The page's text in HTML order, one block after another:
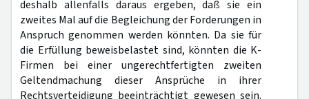
deshalb allenfalls daraus ergeben, daß sie ein
zweites Mal auf die Begleichung der Forderungen in
Anspruch genommen werden könnten. Da sie für
die Erfüllung beweisbelastet sind, könnten die K-
Firmen bei einer ungerechtfertigten zweiten
Geltendmachung dieser Ansprüche in ihrer
Rechtsverteidigung beeinträchtigt gewesen sein.